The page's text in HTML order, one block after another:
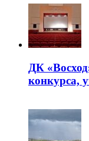
ДК
конкурса,